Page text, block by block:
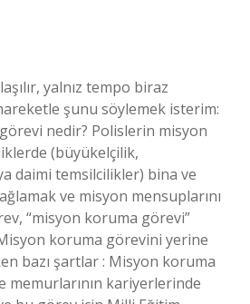
yalnız tempo biraz
şunu söylemek isterim:
nedir? Polislerin misyon
(büyükelçilik,
daimi temsilcilikler) bina ve
ve misyon mensuplarını
“misyon koruma görevi”
koruma görevini yerine
bazı şartlar : Misyon koruma
memurlarının kariyerlerinde